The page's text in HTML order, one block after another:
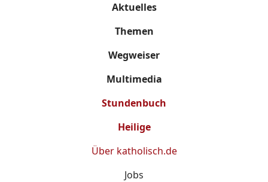
Aktuelles
Themen
Wegweiser
Multimedia
Stundenbuch
Heilige
Über katholisch.de
Jobs